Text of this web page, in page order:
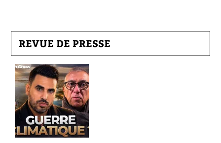
REVUE DE PRESSE